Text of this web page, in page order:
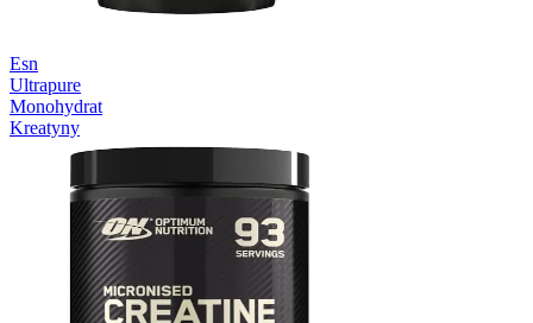
Esn
Ultrapure
Monohydrat
Kreatyny